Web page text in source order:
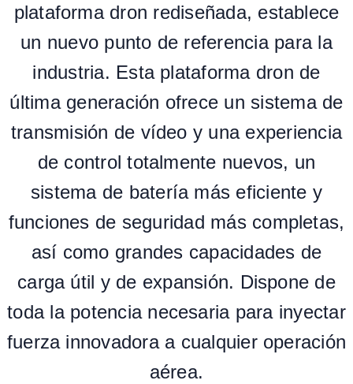
plataforma dron rediseñada, establece
un nuevo punto de referencia para la
industria. Esta plataforma dron de
última generación ofrece un sistema de
transmisión de vídeo y una experiencia
de control totalmente nuevos, un
sistema de batería más eficiente y
funciones de seguridad más completas,
así como grandes capacidades de
carga útil y de expansión. Dispone de
toda la potencia necesaria para inyectar
fuerza innovadora a cualquier operación
aérea.